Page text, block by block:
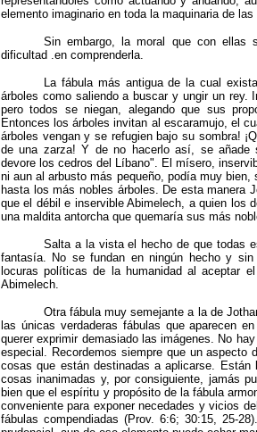
elemento imaginario en toda la maquinaria de
Sin embargo, la moral que con ellas
dificultad .en comprenderla.
La fábula más antigua de la cual
árboles como saliendo a buscar y ungir un
pero todos se niegan, alegando que sus
Entonces los árboles invitan al escaramujo, el
árboles vengan y se refugien bajo su sombra!
de una zarza! Y de no hacerlo así, se añade
devore los cedros del Líbano". El mísero,
ni aun al arbusto más pequeño, podía muy
hasta los más nobles árboles. De esta manera
que el débil e inservible Abimelech, a quien los
una maldita antorcha que quemaría sus más
Salta a la vista el hecho de que todas
fantasía. No se fundan en ningún hecho y
locuras políticas de la humanidad al aceptar
Abimelech.
Otra fábula muy semejante a la de
las únicas verdaderas fábulas que aparecen
querer exprimir demasiado las imágenes. No
especial. Recordemos siempre que un
cosas que están destinadas a aplicarse.
cosas inanimadas y, por consiguiente, jamás
bien que el espíritu y propósito de la fábula
conveniente para exponer necedades y vicios
fábulas compendiadas (Prov. 6:6; 30:15,